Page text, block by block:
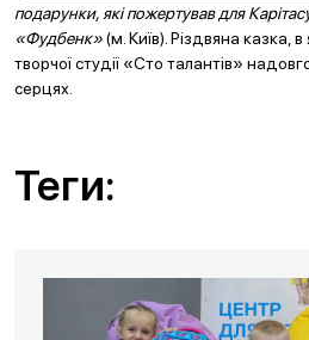
подарунки, які пожертував для
«Фудбенк»(м. Київ). Різдвяна казка,
творчої студії «Сто талантів»
серцях.
Теги: